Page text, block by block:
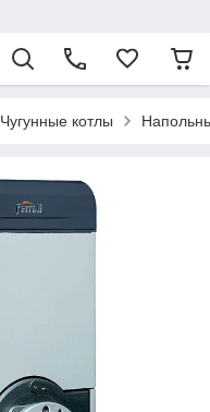
Чугунные котлы